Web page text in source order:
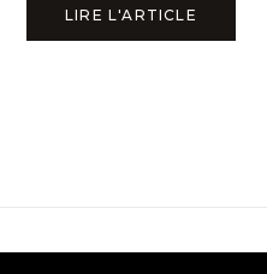
LIRE L'ARTICLE